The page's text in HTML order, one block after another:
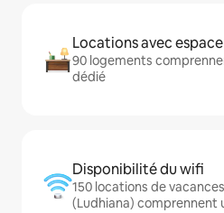
Locations avec
90 logements
dédié
Disponibilité du wifi
150 locations de
(Ludhiana) comprennent